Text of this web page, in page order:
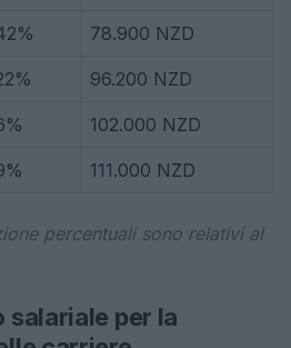
78.900 NZD
96.200 NZD
102.000 NZD
111.000 NZD
percentuali sono relativi al
salariale per la